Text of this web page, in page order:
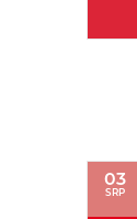
03
SRP